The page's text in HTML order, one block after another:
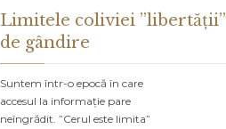
Limitele coliviei ”libertății”
de gândire
Suntem într-o epocă în care
accesul la informație pare
neîngrădit. ”Cerul este limita”